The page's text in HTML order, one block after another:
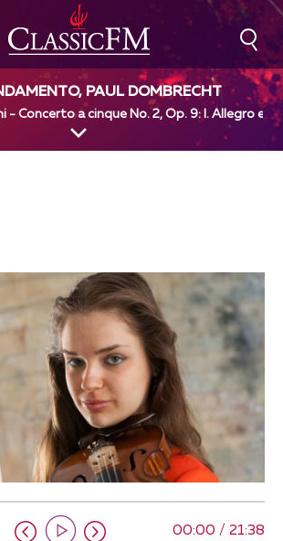
PAUL DOMBRECHT
- Concerto a cinque No. 2, Op. 9: I. Allegro e no
00:00 / 21:38